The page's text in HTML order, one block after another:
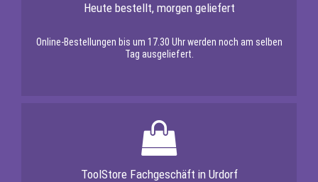
Heute bestellt, morgen geliefert
Online-Bestellungen bis um 17.30 Uhr werden noch am selben
Tag ausgeliefert.
ToolStore Fachgeschäft in Urdorf